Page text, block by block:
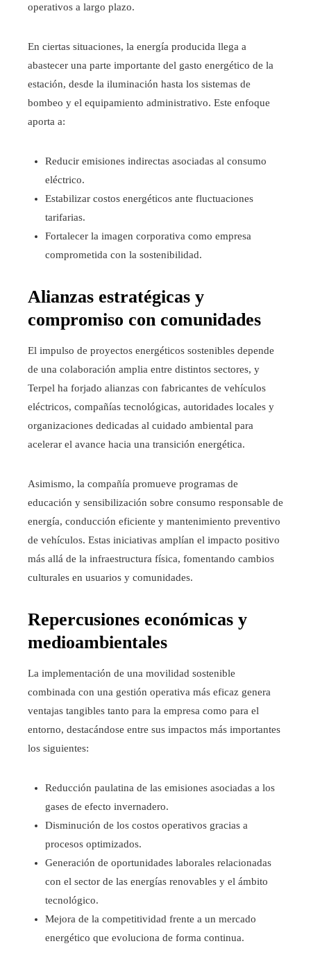
operativos a largo plazo.
En ciertas situaciones, la energía producida llega a
abastecer una parte importante del gasto energético de la
estación, desde la iluminación hasta los sistemas de
bombeo y el equipamiento administrativo. Este enfoque
aporta a:
Reducir emisiones indirectas asociadas al consumo
eléctrico.
Estabilizar costos energéticos ante fluctuaciones
tarifarias.
Fortalecer la imagen corporativa como empresa
comprometida con la sostenibilidad.
Alianzas estratégicas y
compromiso con comunidades
El impulso de proyectos energéticos sostenibles depende
de una colaboración amplia entre distintos sectores, y
Terpel ha forjado alianzas con fabricantes de vehículos
eléctricos, compañías tecnológicas, autoridades locales y
organizaciones dedicadas al cuidado ambiental para
acelerar el avance hacia una transición energética.
Asimismo, la compañía promueve programas de
educación y sensibilización sobre consumo responsable de
energía, conducción eficiente y mantenimiento preventivo
de vehículos. Estas iniciativas amplían el impacto positivo
más allá de la infraestructura física, fomentando cambios
culturales en usuarios y comunidades.
Repercusiones económicas y
medioambientales
La implementación de una movilidad sostenible
combinada con una gestión operativa más eficaz genera
ventajas tangibles tanto para la empresa como para el
entorno, destacándose entre sus impactos más importantes
los siguientes:
Reducción paulatina de las emisiones asociadas a los
gases de efecto invernadero.
Disminución de los costos operativos gracias a
procesos optimizados.
Generación de oportunidades laborales relacionadas
con el sector de las energías renovables y el ámbito
tecnológico.
Mejora de la competitividad frente a un mercado
energético que evoluciona de forma continua.